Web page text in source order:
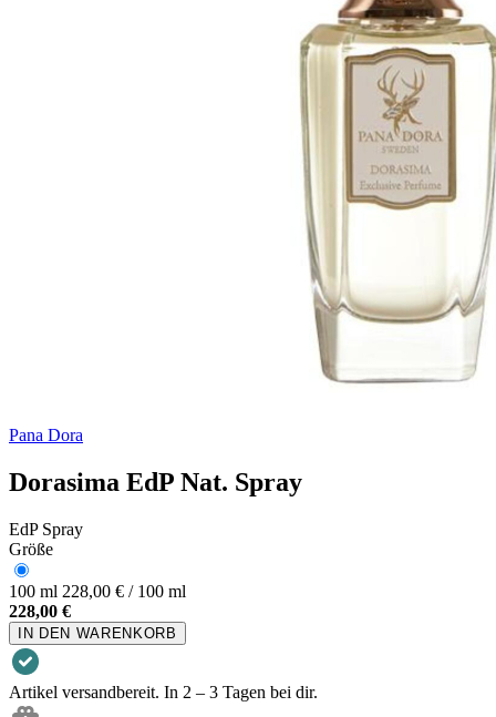
Pana Dora
Dorasima EdP Nat. Spray
EdP Spray
Größe
100 ml 228,00 € / 100 ml
228,00 €
IN DEN WARENKORB
Artikel versandbereit. In 2 – 3 Tagen bei dir.